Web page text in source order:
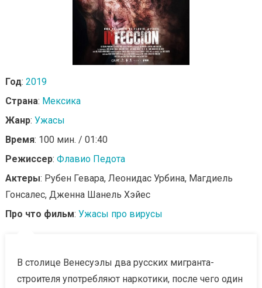
Год: 2019
Страна: Мексика
Жанр: Ужасы
Время: 100 мин. / 01:40
Режиссер: Флавио Педота
Актеры: Рубен Гевара, Леонидас Урбина, Магдиель
Гонсалес, Дженна Шанель Хэйес
Про что фильм: Ужасы про вирусы
В столице Венесуэлы два русских мигранта-
строителя употребляют наркотики, после чего один